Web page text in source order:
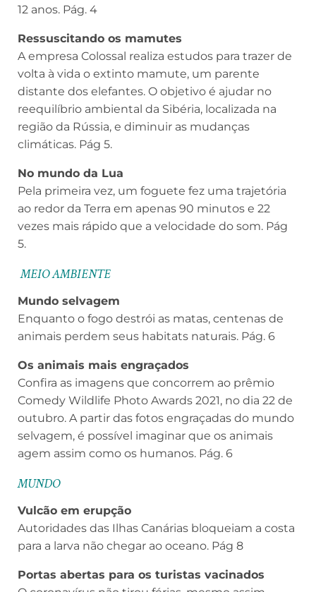
12 anos. Pág. 4
Ressuscitando os mamutes
A empresa Colossal realiza estudos para trazer de
volta à vida o extinto mamute, um parente
distante dos elefantes. O objetivo é ajudar no
reequilíbrio ambiental da Sibéria, localizada na
região da Rússia, e diminuir as mudanças
climáticas. Pág 5.
No mundo da Lua
Pela primeira vez, um foguete fez uma trajetória
ao redor da Terra em apenas 90 minutos e 22
vezes mais rápido que a velocidade do som. Pág
5.
MEIO AMBIENTE
Mundo selvagem
Enquanto o fogo destrói as matas, centenas de
animais perdem seus habitats naturais. Pág. 6
Os animais mais engraçados
Confira as imagens que concorrem ao prêmio
Comedy Wildlife Photo Awards 2021, no dia 22 de
outubro. A partir das fotos engraçadas do mundo
selvagem, é possível imaginar que os animais
agem assim como os humanos. Pág. 6
MUNDO
Vulcão em erupção
Autoridades das Ilhas Canárias bloqueiam a costa
para a larva não chegar ao oceano. Pág 8
Portas abertas para os turistas vacinados